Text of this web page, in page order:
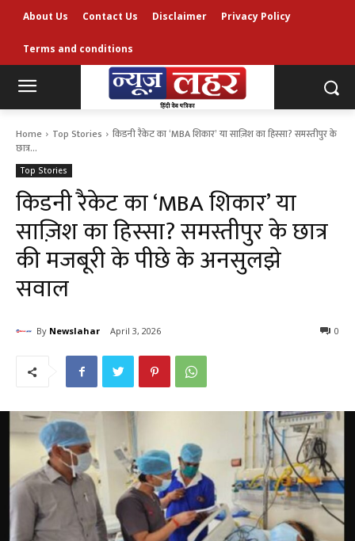
About Us Contact Us Disclaimer Privacy Policy
Terms and conditions
Home Top Stories
किडनी रैकेट का ‘MBA शिकार’ या साज़िश का हिस्सा? समस्तीपुर के
छात्र...
Top Stories
किडनी रैकेट का ‘MBA शिकार’ या
साज़िश का हिस्सा? समस्तीपुर के छात्र
की मजबूरी के पीछे के अनसुलझे
सवाल
By Newslahar April 3, 2026 0